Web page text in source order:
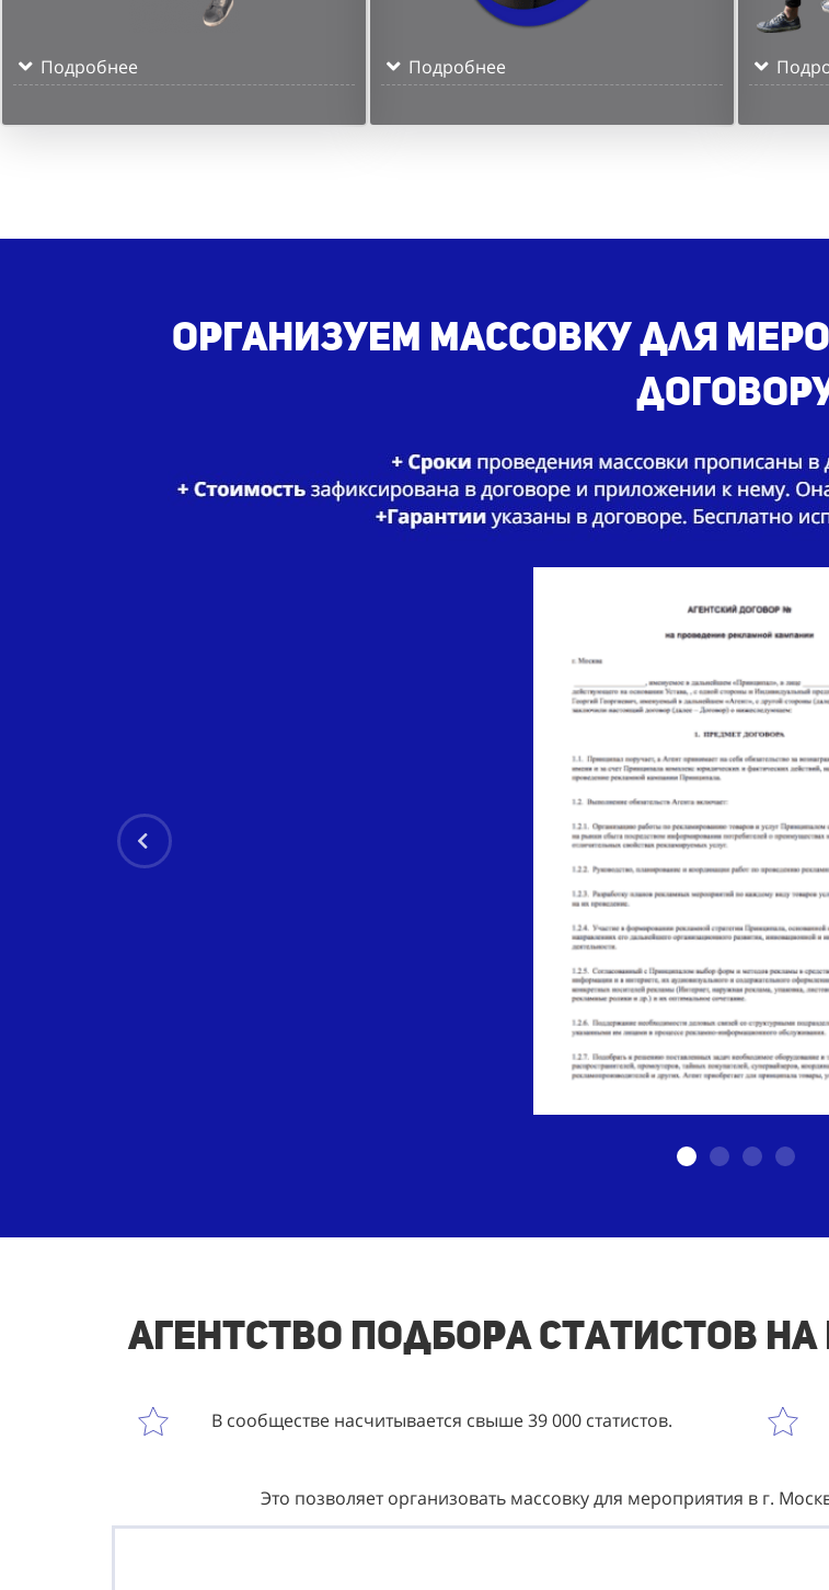
Подробнее Подробнее
Организуем массовку для
Агентство подбора статистов
В сообществе насчитывается свыше 39 000 статистов.
Это позволяет организовать массовку для мероприятия в г.